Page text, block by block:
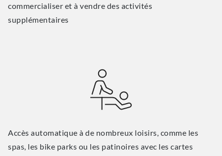
commercialiser et à vendre des activités
supplémentaires
Accès automatique à de nombreux loisirs, comme les
spas, les bike parks ou les patinoires avec les cartes